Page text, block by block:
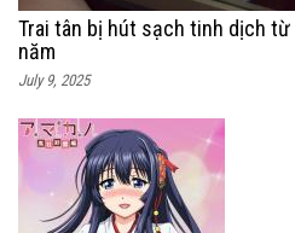
Trai tân bị hút sạch tinh dịch từ
năm
July 9, 2025